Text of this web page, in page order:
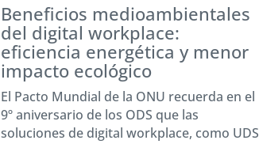
Beneficios medioambientales
del digital workplace:
eficiencia energética y menor
impacto ecológico
El Pacto Mundial de la ONU recuerda en el
9º aniversario de los ODS que las
soluciones de digital workplace, como UDS